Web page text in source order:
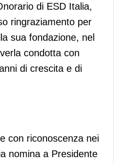
di ESD Italia,
ringraziamento per
sua fondazione, nel
condotta con
di crescita e di
con riconoscenza nei
nomina a Presidente